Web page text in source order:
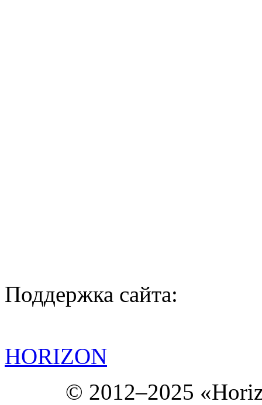
Поддержка сайта:
HORIZON
© 2012–2025